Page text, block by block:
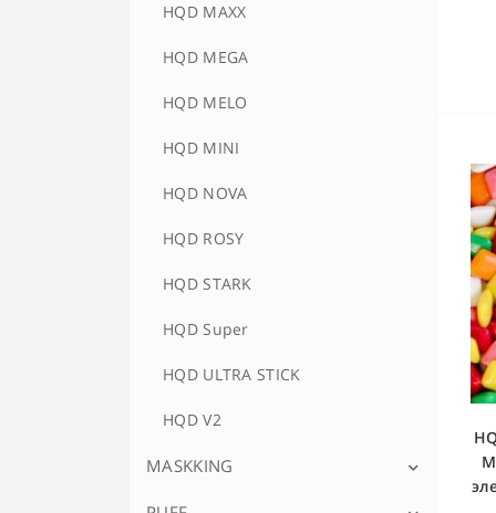
HQD MAXX
HQD MEGA
HQD MELO
HQD MINI
HQD NOVA
HQD ROSY
HQD STARK
HQD Super
HQD ULTRA STICK
HQD V2
MASKKING